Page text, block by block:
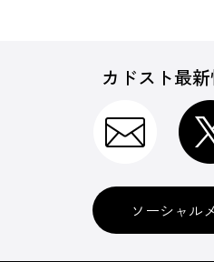
カドスト最
ソーシャル